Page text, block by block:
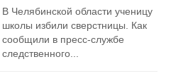
В Челябинской области ученицу
школы избили сверстницы. Как
сообщили в пресс-службе
следственного...